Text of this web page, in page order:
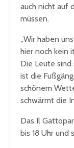
auch nicht auf
müssen.
„Wir haben
hier noch kein
Die Leute
ist die
schönem
schwärmt die
Das Il
bis 18 Uhr und